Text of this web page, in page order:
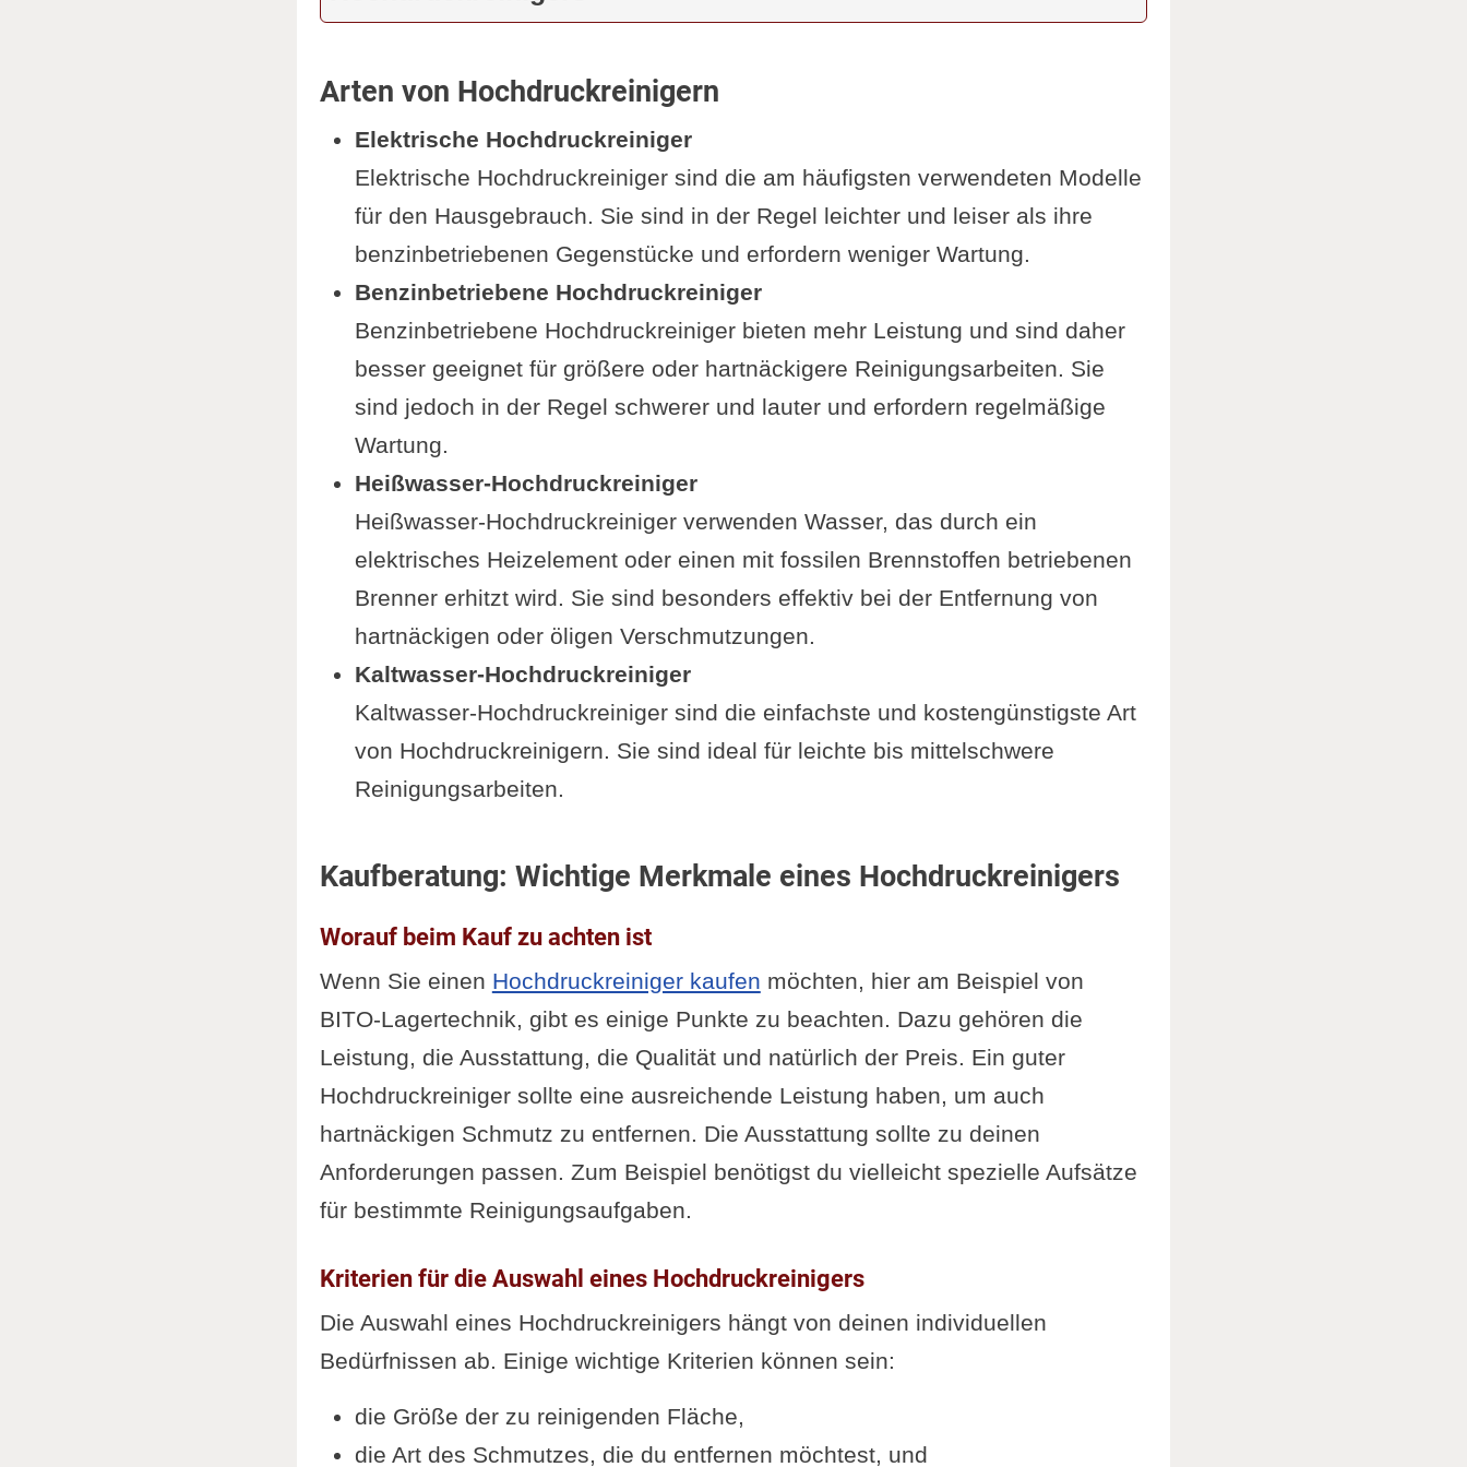
Arten von Hochdruckreinigern
Elektrische Hochdruckreiniger
Elektrische Hochdruckreiniger sind die am häufigsten verwendeten Modelle
für den Hausgebrauch. Sie sind in der Regel leichter und leiser als ihre
benzinbetriebenen Gegenstücke und erfordern weniger Wartung.
Benzinbetriebene Hochdruckreiniger
Benzinbetriebene Hochdruckreiniger bieten mehr Leistung und sind daher
besser geeignet für größere oder hartnäckigere Reinigungsarbeiten. Sie
sind jedoch in der Regel schwerer und lauter und erfordern regelmäßige
Wartung.
Heißwasser-Hochdruckreiniger
Heißwasser-Hochdruckreiniger verwenden Wasser, das durch ein
elektrisches Heizelement oder einen mit fossilen Brennstoffen betriebenen
Brenner erhitzt wird. Sie sind besonders effektiv bei der Entfernung von
hartnäckigen oder öligen Verschmutzungen.
Kaltwasser-Hochdruckreiniger
Kaltwasser-Hochdruckreiniger sind die einfachste und kostengünstigste Art
von Hochdruckreinigern. Sie sind ideal für leichte bis mittelschwere
Reinigungsarbeiten.
Kaufberatung: Wichtige Merkmale eines Hochdruckreinigers
Worauf beim Kauf zu achten ist
Wenn Sie einen Hochdruckreiniger kaufen möchten, hier am Beispiel von
BITO-Lagertechnik, gibt es einige Punkte zu beachten. Dazu gehören die
Leistung, die Ausstattung, die Qualität und natürlich der Preis. Ein guter
Hochdruckreiniger sollte eine ausreichende Leistung haben, um auch
hartnäckigen Schmutz zu entfernen. Die Ausstattung sollte zu deinen
Anforderungen passen. Zum Beispiel benötigst du vielleicht spezielle Aufsätze
für bestimmte Reinigungsaufgaben.
Kriterien für die Auswahl eines Hochdruckreinigers
Die Auswahl eines Hochdruckreinigers hängt von deinen individuellen
Bedürfnissen ab. Einige wichtige Kriterien können sein:
die Größe der zu reinigenden Fläche,
die Art des Schmutzes, die du entfernen möchtest, und